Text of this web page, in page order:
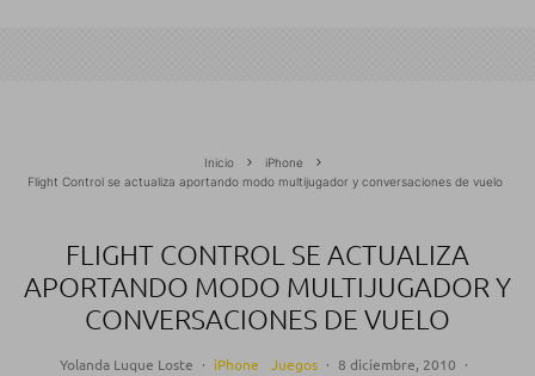
Inicio
iPhone
Flight Control se actualiza aportando modo multijugador y conversaciones de vuelo
FLIGHT CONTROL SE ACTUALIZA
APORTANDO MODO MULTIJUGADOR Y
CONVERSACIONES DE VUELO
Yolanda Luque Loste · iPhone Juegos · 8 diciembre, 2010 ·